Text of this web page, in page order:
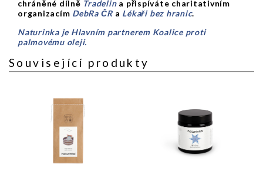
chráněné dílně Tradelina přispíváte charitativním
organizacím DebRa ČR a Lékaři bez hranic.
Naturinka je Hlavním partnerem Koalice proti
palmovému oleji.
Související produkty